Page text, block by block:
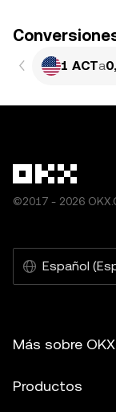
1 ACTa
©2017 - 2026
Español
Más sobre OKX
Productos